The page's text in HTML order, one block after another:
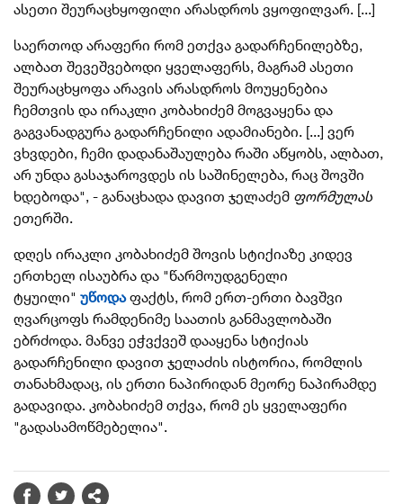
ასეთი შეურაცხყოფილი არასდროს ვყოფილვარ. [...]
საერთოდ არაფერი რომ ეთქვა გადარჩენილებზე,
ალბათ შევეშვებოდი ყველაფერს, მაგრამ ასეთი
შეურაცხყოფა არავის არასდროს მოუყენებია
ჩემთვის და ირაკლი კობახიძემ მოგვაყენა და
გაგვანადგურა გადარჩენილი ადამიანები. [...] ვერ
ვხვდები, ჩემი დადანაშაულება რაში აწყობს, ალბათ,
არ უნდა გასაჯაროვდეს ის საშინელება, რაც შოვში
ხდებოდა", - განაცხადა დავით ჯელაძემ ფორმულას
ეთერში.
დღეს ირაკლი კობახიძემ შოვის სტიქიაზე კიდევ
ერთხელ ისაუბრა და "წარმოუდგენელი
ტყუილი" უწოდაფაქტს, რომ ერთ-ერთი ბავშვი
ღვარცოფს რამდენიმე საათის განმავლობაში
ებრძოდა. მანვე ეჭვქვეშ დააყენა სტიქიას
გადარჩენილი დავით ჯელაძის ისტორია, რომლის
თანახმადაც, ის ერთი ნაპირიდან მეორე ნაპირამდე
გადავიდა. კობახიძემ თქვა, რომ ეს ყველაფერი
"გადასამოწმებელია".